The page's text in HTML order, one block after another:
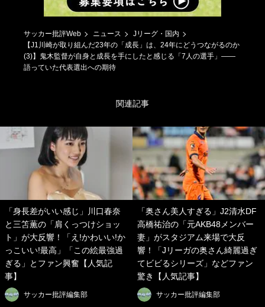
サッカー批評Web ニュース
Jリーグ・国内
【J1川崎が取り組んだ23年の「成長」は、24年にどうつながるのか
(3)】鬼木監督が自身と成長を手にしたと感じる「7人の選手」――
語っていた代表選出への期待
関連記事
「身長差がいい感じ」川口春奈
と三笘薫の「肩くっつけショッ
ト」が大反響！「え!かわいい!か
っこいい!最高」「この絵最強過
ぎる」とファン興奮【人気記
事】
サッカー批評編集部
「奥さん美人すぎる」J2清水DF
高橋祐治の「元AKB48メンバー
妻」がスタジアム来場で大反
響！「Jリーガの奥さん綺麗過ぎ
てビビるシリーズ」などファン
驚き【人気記事】
サッカー批評編集部